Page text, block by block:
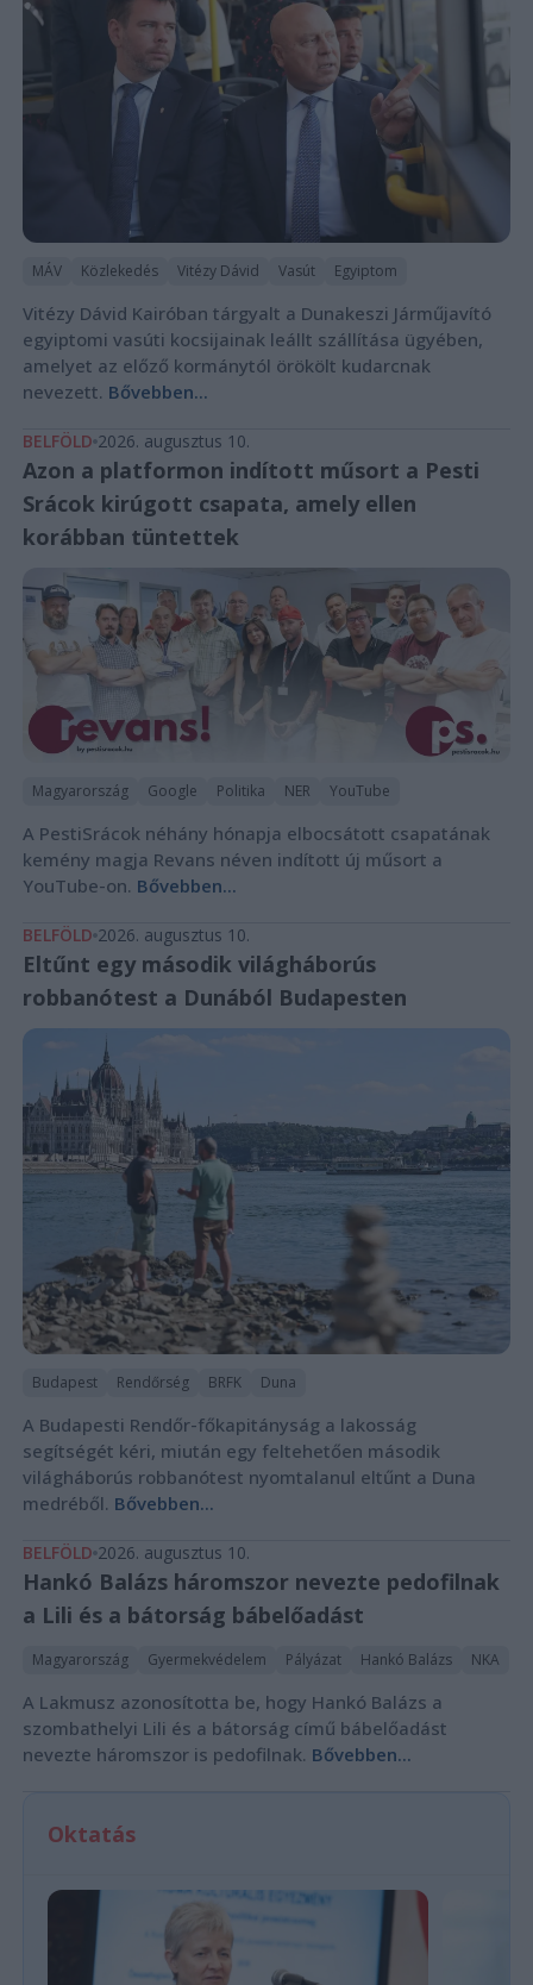
MÁV Közlekedés Vitézy Dávid Vasút Egyiptom
Vitézy Dávid Kairóban tárgyalt a Dunakeszi Járműjavító
egyiptomi vasúti kocsijainak leállt szállítása ügyében,
amelyet az előző kormánytól örökölt kudarcnak
nevezett. Bővebben...
BELFÖLD 2026. augusztus 10.
Azon a platformon indított műsort a Pesti
Srácok kirúgott csapata, amely ellen
korábban tüntettek
Magyarország Google Politika NER YouTube
A PestiSrácok néhány hónapja elbocsátott csapatának
kemény magja Revans néven indított új műsort a
YouTube-on. Bővebben...
BELFÖLD 2026. augusztus 10.
Eltűnt egy második világháborús
robbanótest a Dunából Budapesten
Budapest Rendőrség BRFK Duna
A Budapesti Rendőr-főkapitányság a lakosság
segítségét kéri, miután egy feltehetően második
világháborús robbanótest nyomtalanul eltűnt a Duna
medréből. Bővebben...
BELFÖLD 2026. augusztus 10.
Hankó Balázs háromszor nevezte pedofilnak
a Lili és a bátorság bábelőadást
Magyarország Gyermekvédelem Pályázat Hankó Balázs NKA
A Lakmusz azonosította be, hogy Hankó Balázs a
szombathelyi Lili és a bátorság című bábelőadást
nevezte háromszor is pedofilnak. Bővebben...
Oktatás